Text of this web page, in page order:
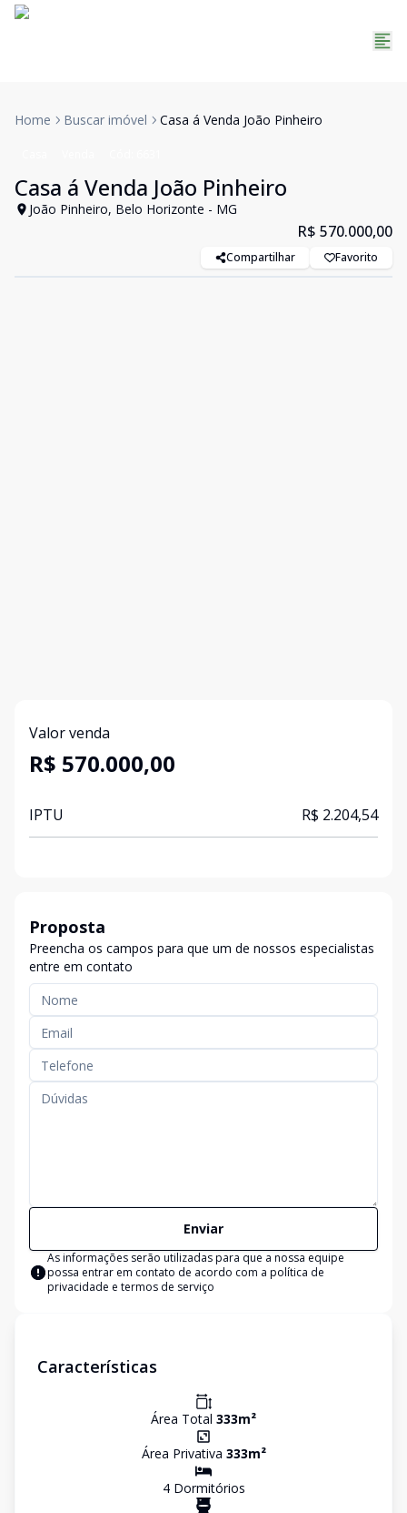
Home Buscar imóvel Casa á Venda João Pinheiro
Casa á Venda João Pinheiro
João Pinheiro, Belo Horizonte - MG
R$ 570.000,00
Compartilhar Favorito
Valor venda
R$ 570.000,00
IPTU R$ 2.204,54
Proposta
Preencha os campos para que um de nossos especialistas
entre em contato
Enviar
As informações serão utilizadas para que a nossa equipe
possa entrar em contato de acordo com a política de
privacidade e termos de serviço
Características
Área Total 333m²
Área Privativa 333m²
4Dormitórios